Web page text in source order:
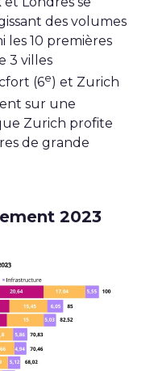
des volumes
les 10 premières
3 villes
(6e) et Zurich
sur une
Zurich profite
de grande
2023